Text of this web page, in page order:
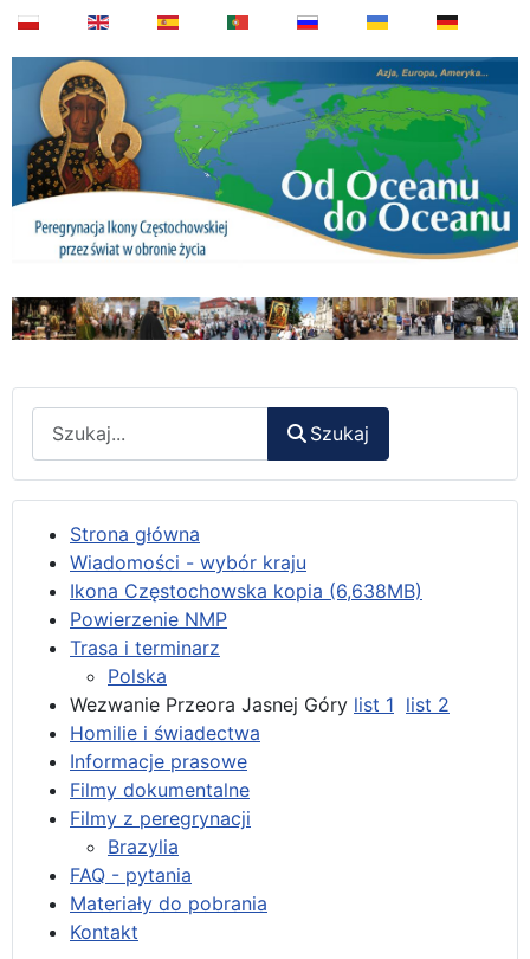
Szukaj
Strona główna
Wiadomości - wybór kraju
Ikona Częstochowska kopia (6,638MB)
Powierzenie NMP
Trasa i terminarz
Polska
Wezwanie Przeora Jasnej Góry list 1 list 2
Homilie i świadectwa
Informacje prasowe
Filmy dokumentalne
Filmy z peregrynacji
Brazylia
FAQ - pytania
Materiały do pobrania
Kontakt